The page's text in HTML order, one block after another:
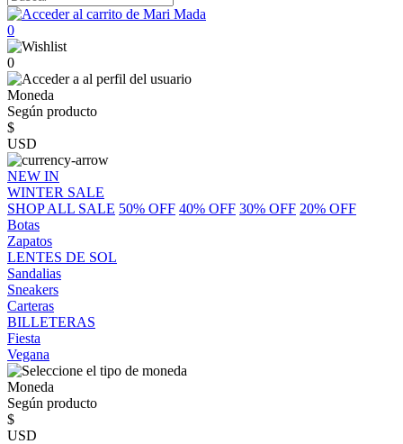
0
0
Moneda
Según producto
$
USD
NEW IN
WINTER SALE
SHOP ALL SALE 50% OFF 40% OFF 30% OFF 20% OFF
Botas
Zapatos
LENTES DE SOL
Sandalias
Sneakers
Carteras
BILLETERAS
Fiesta
Vegana
Moneda
Según producto
$
USD